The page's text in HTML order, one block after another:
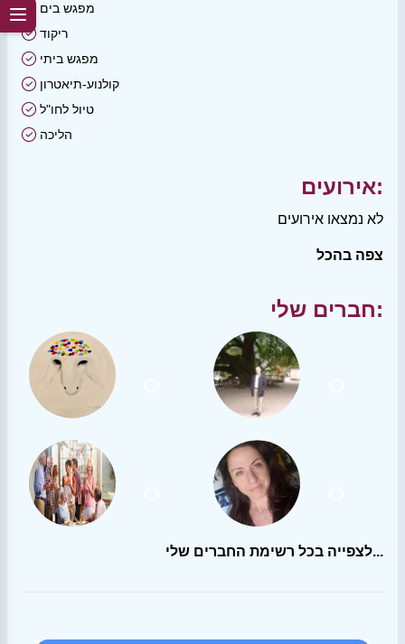
מפגש בים
ריקוד
מפגש ביתי
קולנוע-תיאטרון
טיול לחו"ל
הליכה
אירועים:
לא נמצאו אירועים
צפה בהכל
חברים שלי:
לצפייה בכל רשימת החברים שלי...